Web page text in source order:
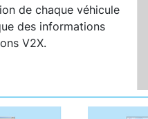
de chaque véhicule
des informations
V2X.